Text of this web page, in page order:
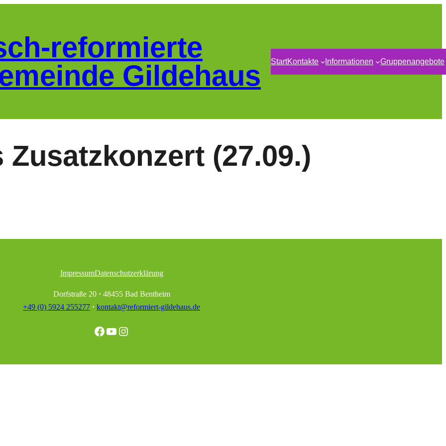
reformierte
Gildehaus
StartKontakte Informationen Gruppenangebote
(27.09.)
ImpressumDatenschutzerklärung
Dorfstraße 20 · 48455 Bad Bentheim
+49 (0) 5924 255277 · kontakt@reformiert-gildehaus.de
Facebook
YouTube
Instagram